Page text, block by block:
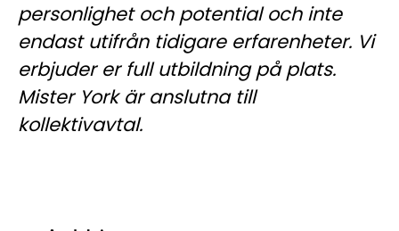
personlighet och potential och inte
endast utifrån tidigare erfarenheter. Vi
erbjuder er full utbildning på plats.
Mister York är anslutna till
kollektivavtal.